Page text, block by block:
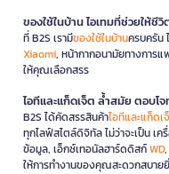
ของใช้ในบ้าน ไอเทมที่ช่วยให้ชี
ที่ B2S เรามีของใช้ในบ้านครบครัน
Xiaomi, หน้ากากอนามัยทางการ
ให้คุณเลือกสรร
ไอทีและแก็ดเจ็ต ล้ำสมัย ตอบโ
B2S ได้คัดสรรสินค้าไอทีและแก็ดเ
ทุกไลฟ์สไตล์ดิจิทัล ไม่ว่าจะเป็น เค
ข้อมูล, เอ็กซ์เทอนัลฮาร์ดดิสก์WD
ให้การทำงานของคุณสะดวกสบาย